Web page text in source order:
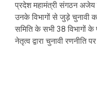
प्रदेश महामंत्री संगठन
उनके विभागों से जुड़े चुनावी
समिति के सभी 38 विभागों
नेतृत्व द्वारा चुनावी रणनीति